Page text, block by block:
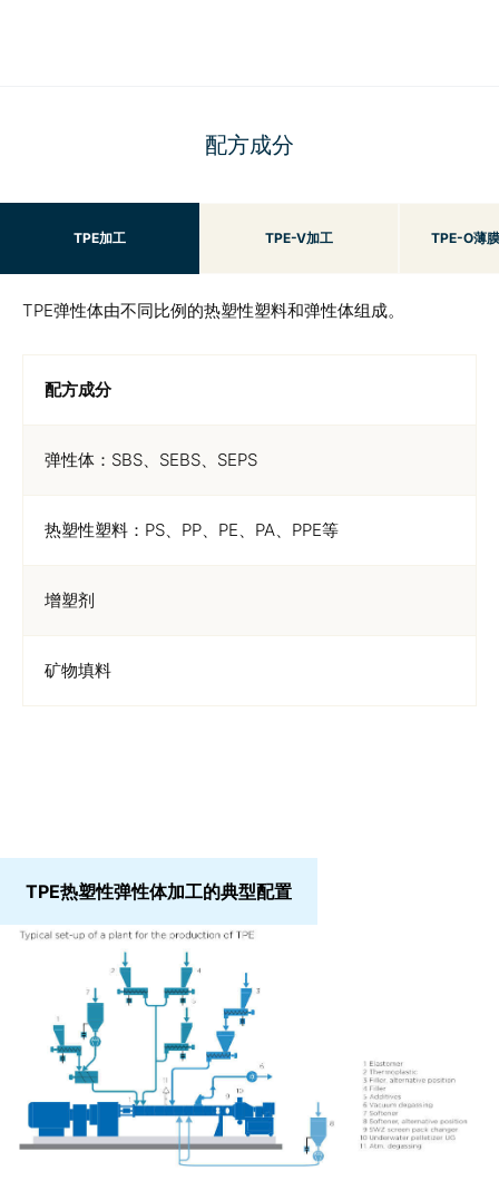
配方成分
TPE加工 TPE-V加工 TPE-O薄
TPE弹性体由不同比例的热塑性塑料和弹性体组成。
配方成分
弹性体：SBS、SEBS、SEPS
热塑性塑料：PS、PP、PE、PA、PPE等
增塑剂
矿物填料
TPE热塑性弹性体加工的典型配置